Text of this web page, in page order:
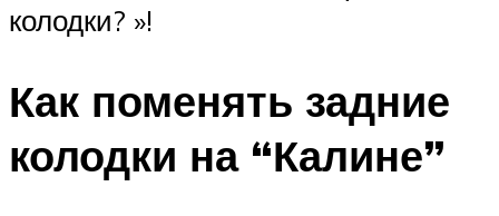
колодки? »!
Как поменять задние
колодки на “Калине”